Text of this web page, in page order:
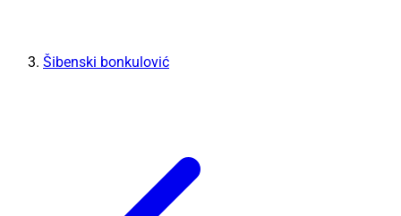
Šibenski bonkulović